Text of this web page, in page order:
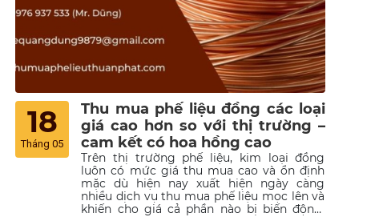
18
Tháng 05
Thu mua phế liệu đồng các loại
giá cao hơn so với thị trường –
cam kết có hoa hồng cao
Trên thị trường phế liệu, kim loại đồng
luôn có mức giá thu mua cao và ổn định
mặc dù hiện nay xuất hiện ngày càng
nhiều dịch vụ thu mua phế liệu mọc lên và
khiến cho giá cả phần nào bị biến động.